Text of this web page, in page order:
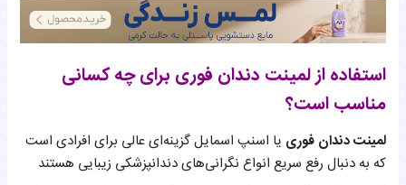
استفاده از لمینت دندان فوری برای چه کسانی
مناسب است؟
لمینت دندان فوری یا اسنپ اسمایل گزینه‌ای عالی برای افرادی است
که به دنبال رفع سریع انواع نگرانی‌های دندانپزشکی زیبایی هستند